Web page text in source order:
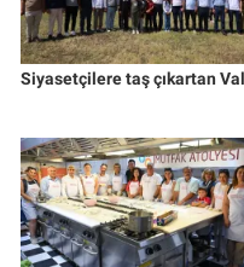
Siyasetçilere taş çıkartan